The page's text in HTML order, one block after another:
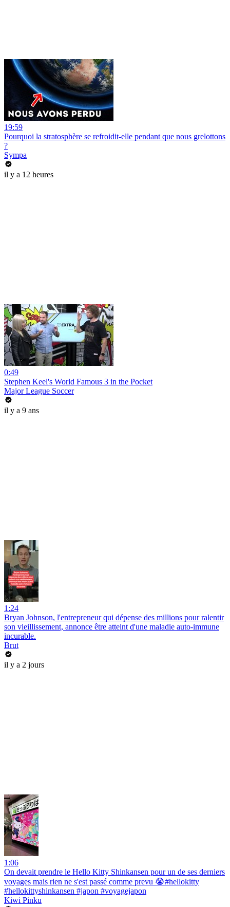
19:59
Pourquoi la stratosphère se refroidit-elle pendant que nous grelottons
?
Sympa
il y a 12 heures
0:49
Stephen Keel's World Famous 3 in the Pocket
Major League Soccer
il y a 9 ans
1:24
Bryan Johnson, l'entrepreneur qui dépense des millions pour ralentir
son vieillissement, annonce être atteint d'une maladie auto-immune
incurable.
Brut
il y a 2 jours
1:06
On devait prendre le Hello Kitty Shinkansen pour un de ses derniers
voyages mais rien ne s'est passé comme prevu 😭#hellokitty
#hellokittyshinkansen #japon #voyagejapon
Kiwi Pinku